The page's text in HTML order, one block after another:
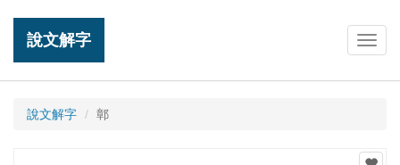
說文解字
說文解字 鄣